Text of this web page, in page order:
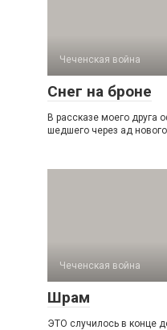
Чеченская война
Снег на броне
В рассказе моего друга
шедшего через ад
Чеченская война
Шрам
ЭТО случилось в конце